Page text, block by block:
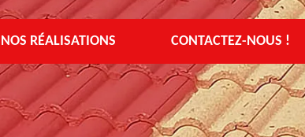
RÉALISATIONS CONTACTEZ-NOUS !